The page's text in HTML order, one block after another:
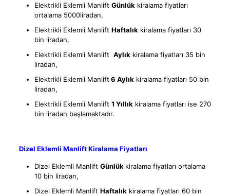
Elektrikli Eklemli Manlift Günlük kiralama fiyatları
ortalama 5000liradan,
Elektrikli Eklemli Manlift Haftalık kiralama fiyatları 30
bin liradan,
Elektrikli Eklemli Manlift Aylık kiralama fiyatları 35 bin
liradan,
Elektrikli Eklemli Manlift 6 Aylık kiralama fiyatları 50 bin
liradan,
Elektrikli Eklemli Manlift 1 Yıllık kiralama fiyatları ise 270
bin liradan başlamaktadır.
Dizel Eklemli Manlift Kiralama Fiyatları
Dizel Eklemli Manlift Günlük kiralama fiyatları ortalama
10 bin liradan,
Dizel Eklemli Manlift Haftalık kiralama fiyatları 60 bin